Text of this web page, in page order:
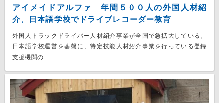
アイメイドアルファ 年間５００人の外国人材紹
介、日本語学校でドライブレコーダー教育
外国人トラックドライバー人材紹介事業が全国で急拡大している。
日本語学校運営を基盤に、特定技能人材紹介事業を行っている登録
支援機関の...